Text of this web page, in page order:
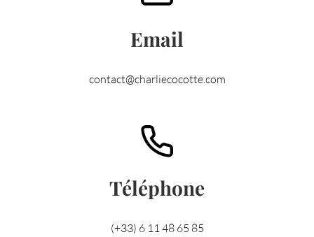
Email
contact@charliecocotte.com
Téléphone
(+33) 6 11 48 65 85